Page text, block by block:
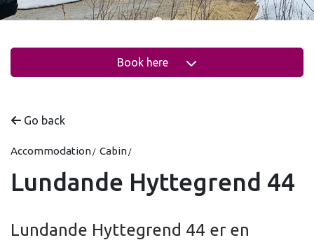
Book here
Go back
Accommodation Cabin
Lundande Hyttegrend 44
Lundande Hyttegrend 44 er en